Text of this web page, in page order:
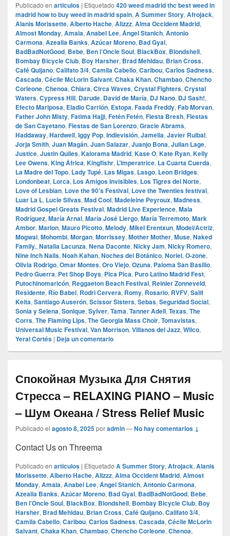
Publicado en articulos | Etiquetado 420 weed madrid thc best weed in
madrid how to buy weed in madrid spain, A Summer Story, Afrojack,
Alanis Morissette, Alberto Hache, Alizzz, Alma Occident Madrid,
Almost Monday, Amaia, Anabel Lee, Ángel Stanich, Antonio
Carmona, Azealia Banks, Azúcar Moreno, Bad Gyal,
BadBadNotGood, Bebe, Ben l’Oncle Soul, BlackBox, Blondshell,
Bombay Bicycle Club, Boy Harsher, Brad Mehldau, Brian Cross,
Café Quijano, Califato 3/4, Camila Cabello, Caribou, Carlos Sadness,
Cascada, Cécile McLorin Salvant, Chaka Khan, Chambao, Chencho
Corleone, Chenoa, Chiara, Circa Waves, Crystal Fighters, Crystal
Waters, Cypress Hill, Darude, David de María, DJ Nano, DJ Sash!,
Efecto Mariposa, Eladio Carrión, Estopa, Faada Freddy, Fab Morvan,
Father John Misty, Fatima Hajji, Fetén Fetén, Fiesta Bresh, Fiestas
de San Cayetano, Fiestas de San Lorenzo, Gracie Abrams,
Haddaway, Hardwell, Iggy Pop, Indievisión, Jamelia, Javier Ruibal,
Jorja Smith, Juan Magán, Juan Salazar, Juanjo Bona, Julian Lage,
Justice, Justin Quiles, Kalorama Madrid, Kase O, Kate Ryan, Kelly
Lee Owens, King África, Kingfishr, L’Imperatrice, La Cuarta Cuerda,
La Madre del Topo, Lady Tupé, Las Migas, Lasgo, Leon Bridges,
Londonbeat, Lorca, Los Amigos Invisibles, Los Tigres del Norte,
Love of Lesbian, Love the 90’s Festival, Love the Twenties festival,
Luar La L, Lucie Silvas, Mad Cool, Madeleine Peyroux, Madness,
Madrid Gospel Greats Festival, Madrid Live Experience, Mala
Rodríguez, María Arnal, María José Llergo, María Terremoto, Mark
Ambor, Marlon, Mauro Picotto, Melody, Mikel Erentxun, Model/Actriz,
Mogwai, Mohombi, Morgan, Morrissey, Mother Mother, Muse, Naked
Family., Natalia Lacunza, Nena Daconte, Nicky Jam, Nicky Romero,
Nine Inch Nails, Noah Kahan, Noches del Botánico, Noriel, O‑zone,
Olivia Rodrigo, Omar Montes, Oro Viejo, Ozuna, Paloma San Basilio,
Pedro Guerra, Pet Shop Boys, Pica Pica, Puro Latino Madrid Fest,
Putochinomaricón, Reggaeton Beach Festival, Reinier Zonneveld,
Residente, Río Babel, Rodri Cervera, Romy, Rosario, RVFV, Salif
Keita, Santiago Auserón, Scissor Sisters, Sebas, Seguridad Social,
Sonia y Selena, Sonique, Sylver, Tama, Tanner Adell, Texas, The
Corrs, The Flaming Lips, The Georgia Mass Choir, Tomavistas,
Universal Music Festival, Van Morrison, Villanos del Jazz, Wilco,
Yerai Cortés | Deja un comentario
Спокойная Музыка Для Снятия
Стресса – RELAXING PIANO – Music
– Шум Океана / Stress Relief Music
Publicado el agosto 8, 2025poradmin—No hay comentarios ↓
Contact Us on Threema
Publicado en articulos | Etiquetado A Summer Story, Afrojack, Alanis
Morissette, Alberto Hache, Alizzz, Alma Occident Madrid, Almost
Monday, Amaia, Anabel Lee, Ángel Stanich, Antonio Carmona,
Azealia Banks, Azúcar Moreno, Bad Gyal, BadBadNotGood, Bebe,
Ben l’Oncle Soul, BlackBox, Blondshell, Bombay Bicycle Club, Boy
Harsher, Brad Mehldau, Brian Cross, Café Quijano, Califato 3/4,
Camila Cabello, Caribou, Carlos Sadness, Cascada, Cécile McLorin
Salvant, Chaka Khan, Chambao, Chencho Corleone, Chenoa,